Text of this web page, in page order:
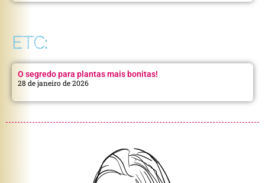
ETC:
O segredo para plantas mais bonitas!
28 de janeiro de 2026